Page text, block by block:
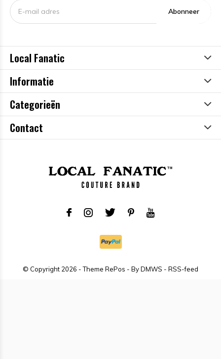
Abonneer
Local Fanatic
Informatie
Categorieën
Contact
© Copyright 2026 - Theme RePos - ByDMWS - RSS-feed